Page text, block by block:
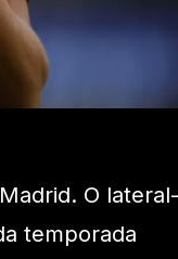
O lateral-
temporada